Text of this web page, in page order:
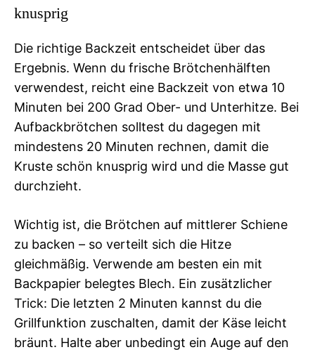
knusprig
Die richtige Backzeit entscheidet über das
Ergebnis. Wenn du frische Brötchenhälften
verwendest, reicht eine Backzeit von etwa 10
Minuten bei 200 Grad Ober- und Unterhitze. Bei
Aufbackbrötchen solltest du dagegen mit
mindestens 20 Minuten rechnen, damit die
Kruste schön knusprig wird und die Masse gut
durchzieht.
Wichtig ist, die Brötchen auf mittlerer Schiene
zu backen – so verteilt sich die Hitze
gleichmäßig. Verwende am besten ein mit
Backpapier belegtes Blech. Ein zusätzlicher
Trick: Die letzten 2 Minuten kannst du die
Grillfunktion zuschalten, damit der Käse leicht
bräunt. Halte aber unbedingt ein Auge auf den